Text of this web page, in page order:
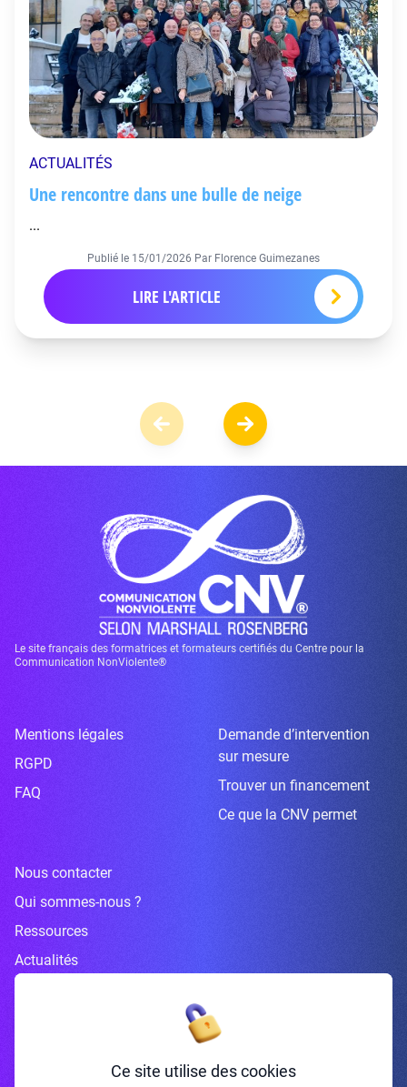
ACTUALITÉS
Une rencontre dans une bulle de neige
...
Publié le 15/01/2026 Par Florence Guimezanes
LIRE L'ARTICLE
Le site français des formatrices et formateurs certifiés du Centre pour la
Communication NonViolente®
Mentions légales
RGPD
FAQ
Demande d’intervention
sur mesure
Trouver un financement
Ce que la CNV permet
Nous contacter
Qui sommes-nous ?
Ressources
Actualités
Inscrivez-vous à la newsletter
Ce site utilise des cookies